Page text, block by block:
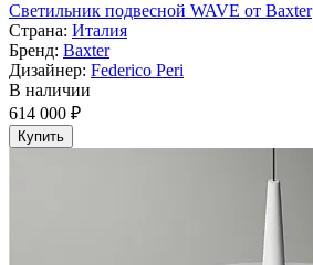
Светильник подвесной WAVE от Baxter
Страна: Италия
Бренд: Baxter
Дизайнер: Federico Peri
В наличии
614 000 ₽
Купить